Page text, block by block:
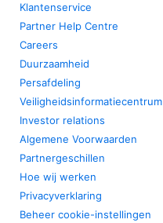
Klantenservice
Partner Help Centre
Careers
Duurzaamheid
Persafdeling
Veiligheidsinformatiecentrum
Investor relations
Algemene Voorwaarden
Partnergeschillen
Hoe wij werken
Privacyverklaring
Beheer cookie-instellingen